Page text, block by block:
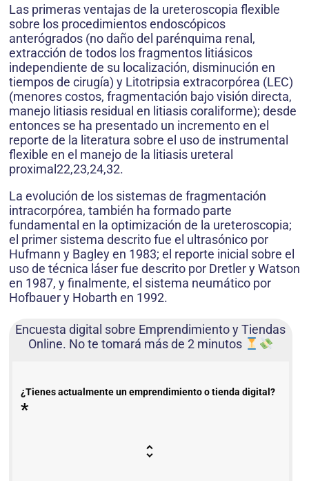
Las primeras ventajas de la ureteroscopia flexible
sobre los procedimientos endoscópicos
anterógrados (no daño del parénquima renal,
extracción de todos los fragmentos litiásicos
independiente de su localización, disminución en
tiempos de cirugía) y Litotripsia extracorpórea (LEC)
(menores costos, fragmentación bajo visión directa,
manejo litiasis residual en litiasis coraliforme); desde
entonces se ha presentado un incremento en el
reporte de la literatura sobre el uso de instrumental
flexible en el manejo de la litiasis ureteral
proximal22,23,24,32.
La evolución de los sistemas de fragmentación
intracorpórea, también ha formado parte
fundamental en la optimización de la ureteroscopia;
el primer sistema descrito fue el ultrasónico por
Hufmann y Bagley en 1983; el reporte inicial sobre el
uso de técnica láser fue descrito por Dretler y Watson
en 1987, y finalmente, el sistema neumático por
Hofbauer y Hobarth en 1992.
Encuesta digital sobre Emprendimiento y Tiendas
Online. No te tomará más de 2 minutos
¿Tienes actualmente un emprendimiento o tienda digital?
*